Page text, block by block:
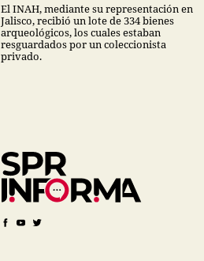
El INAH, mediante su representación en
Jalisco, recibió un lote de 334 bienes
arqueológicos, los cuales estaban
resguardados por un coleccionista
privado.